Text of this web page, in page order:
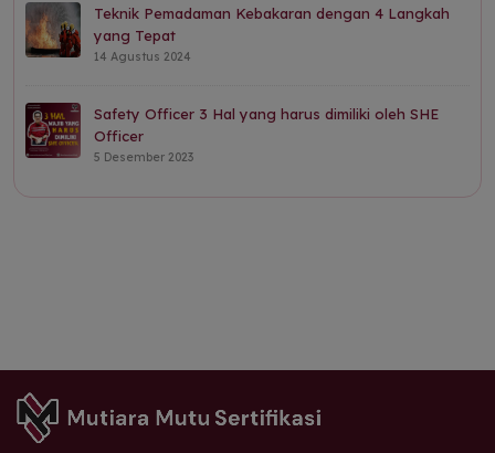
Teknik Pemadaman Kebakaran dengan 4 Langkah
yang Tepat
14 Agustus 2024
Safety Officer 3 Hal yang harus dimiliki oleh SHE
Officer
5 Desember 2023